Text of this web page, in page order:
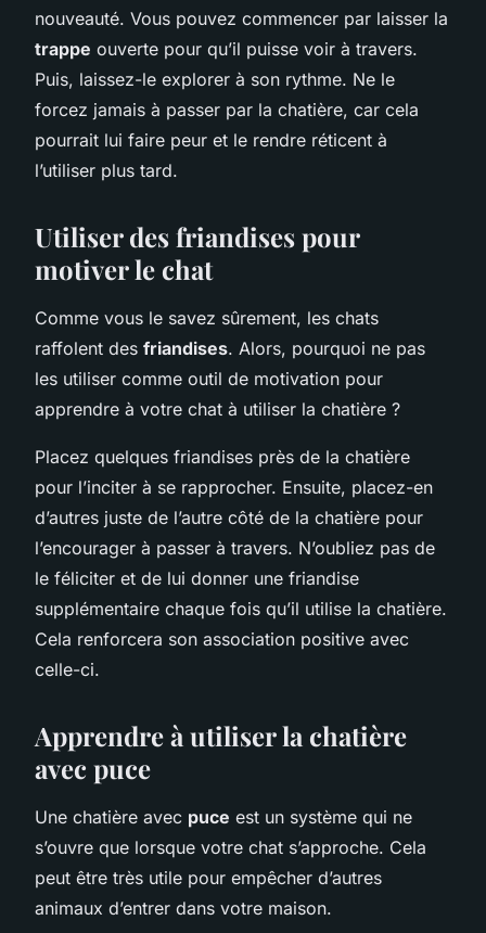
nouveauté. Vous pouvez commencer par laisser la
trappe ouverte pour qu’il puisse voir à travers.
Puis, laissez-le explorer à son rythme. Ne le
forcez jamais à passer par la chatière, car cela
pourrait lui faire peur et le rendre réticent à
l’utiliser plus tard.
Utiliser des friandises pour
motiver le chat
Comme vous le savez sûrement, les chats
raffolent des friandises. Alors, pourquoi ne pas
les utiliser comme outil de motivation pour
apprendre à votre chat à utiliser la chatière ?
Placez quelques friandises près de la chatière
pour l’inciter à se rapprocher. Ensuite, placez-en
d’autres juste de l’autre côté de la chatière pour
l’encourager à passer à travers. N’oubliez pas de
le féliciter et de lui donner une friandise
supplémentaire chaque fois qu’il utilise la chatière.
Cela renforcera son association positive avec
celle-ci.
Apprendre à utiliser la chatière
avec puce
Une chatière avec puce est un système qui ne
s’ouvre que lorsque votre chat s’approche. Cela
peut être très utile pour empêcher d’autres
animaux d’entrer dans votre maison.